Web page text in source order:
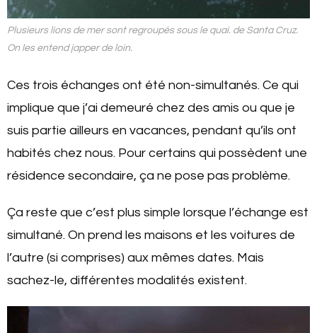
Plusieurs lions de mer sont regroupés sous le quai. de Santa Cruz.
On les entend japper de loin.
Ces trois échanges ont été non-simultanés. Ce qui
implique que j’ai demeuré chez des amis ou que je
suis partie ailleurs en vacances, pendant qu’ils ont
habités chez nous. Pour certains qui possèdent une
résidence secondaire, ça ne pose pas problème.
Ça reste que c’est plus simple lorsque l’échange est
simultané. On prend les maisons et les voitures de
l’autre (si comprises) aux mêmes dates. Mais
sachez-le, différentes modalités existent.